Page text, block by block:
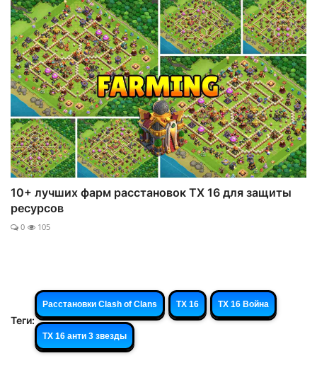
10+ лучших фарм расстановок ТХ 16 для защиты
ресурсов
0 105
Теги:
Расстановки Clash of Clans ТХ 16 ТХ 16 Война
ТХ 16 анти 3 звезды